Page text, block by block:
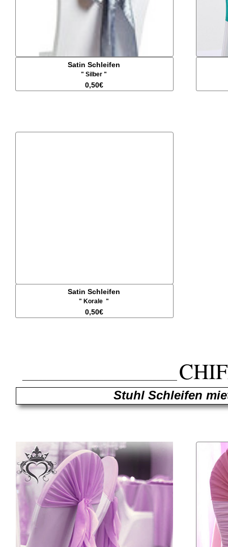
Satin Schleifen
" Silber "
0,50€
Satin Schleifen
" Korale "
0,50€
Stuhl Schleifen